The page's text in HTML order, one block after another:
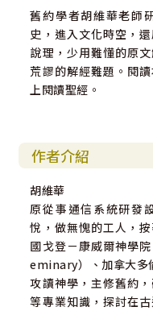
舊約學者胡維華老師
史，進入文化時空，
說理，少用難懂的原
荒謬的解經難題。閱
上閱讀聖經。
作者介紹
胡維華
原從事通信系統研發
悅，做無愧的工人，
國戈登－康威爾神學
eminary）、加拿大
攻讀神學，主修舊約
等專業知識，探討在